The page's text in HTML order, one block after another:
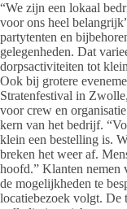
“We zijn een lokaal
voor ons heel
partytenten en
gelegenheden. Dat
dorpsactiviteiten tot
Ook bij grotere
Stratenfestival in
voor crew en
kern van het bedrijf.
klein een bestelling is.
breken het weer af.
hoofd.” Klanten nemen
de mogelijkheden te
locatiebezoek volgt. De